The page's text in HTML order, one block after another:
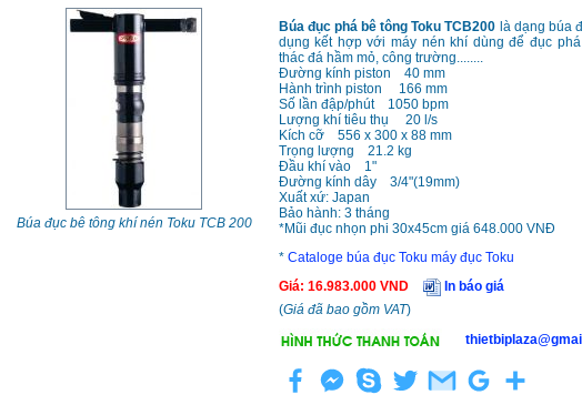
Búa đục bê tông khí nén Toku TCB 200
Búa đục phá bê tông Toku TCB200 là dạng búa
dụng kết hợp với máy nén khí dùng để đục
thác đá hầm mỏ, công trường........
Đường kính piston 40 mm
Hành trình piston 166 mm
Số lần đập/phút 1050 bpm
Lượng khí tiêu thụ 20 l/s
Kích cỡ 556 x 300 x 88 mm
Trọng lượng 21.2 kg
Đầu khí vào 1"
Đường kính dây 3/4"(19mm)
Xuất xứ: Japan
Bảo hành: 3 tháng
*Mũi đục nhọn phi 30x45cm giá 648.000 VNĐ
* Cataloge búa đục Toku máy đục Toku
Giá: 16.983.000VND
In báo giá
(Giá đã bao gồm VAT)